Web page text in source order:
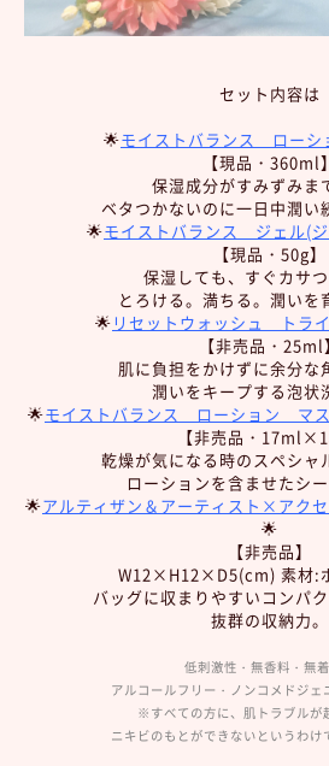
セット内容は
🌟モイストバランス ローシ
【現品・360ml】
保湿成分がすみずみま
ベタつかないのに一日中潤い
🌟モイストバランス ジェル(
【現品・50g】
保湿しても、すぐカサつ
とろける。満ちる。潤いを
🌟 リセットウォッシュ トラ
【非売品・25ml】
肌に負担をかけずに余分な
潤いをキープする泡状
🌟モイストバランス ローション マ
【非売品・17ml×1
乾燥が気になる時のスペシャ
ローションを含ませたシー
🌟アルティザン＆アーティスト×アク
🌟
【非売品】
W12×H12×D5(cm) 素材:
バッグに収まりやすいコンパ
抜群の収納力。
低刺激性・無香料・無着
アルコールフリー・ノンコメドジェ
※すべての方に、肌トラブルが
ニキビのもとができないというわけ